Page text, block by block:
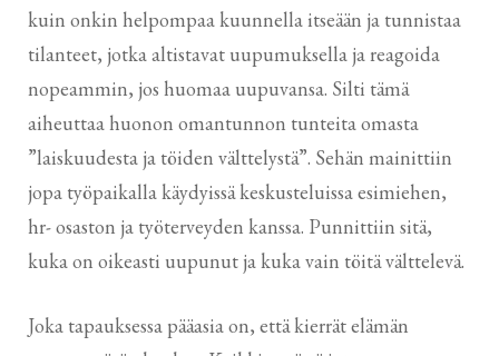
kuin onkin helpompaa kuunnella itseään ja tunnistaa
tilanteet, jotka altistavat uupumuksella ja reagoida
nopeammin, jos huomaa uupuvansa. Silti tämä
aiheuttaa huonon omantunnon tunteita omasta
”laiskuudesta ja töiden välttelystä”. Sehän mainittiin
jopa työpaikalla käydyissä keskusteluissa esimiehen,
hr- osaston ja työterveyden kanssa. Punnittiin sitä,
kuka on oikeasti uupunut ja kuka vain töitä välttelevä.
Joka tapauksessa pääasia on, että kierrät elämän